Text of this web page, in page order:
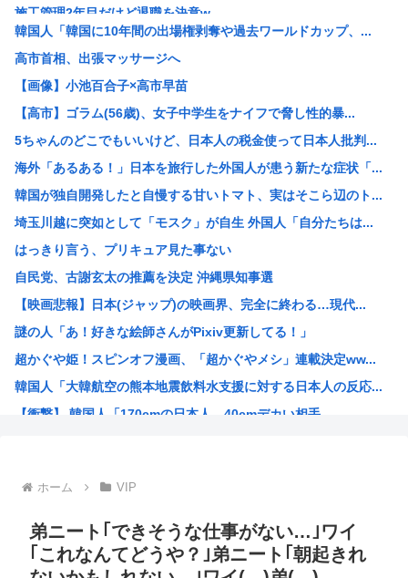
施工管理2年目だけど退職を決意w
女「43億円注文して………キャンセルっと！」←こいつの目...
米農家「60kg作って1万8000円…コストは2万以上…...
3大もらって困るもの「釣った魚」「プリザーブドフラワー」
【画像】 松屋、食器の仕分けまでセルフに
GACKTや小沢仁志の「セリフが聞き取れない」 日本語作...
【参政党】神谷代表、食料品の消費減税「天下の愚策だ」と批...
【速報】NHK職員が番組出演者から性被害
ホリエモン「面接でさ、納豆パックの薄いフィルムって何のた...
【衝撃】れいわ新選組、「いのちの党」に党名変更 天畠大輔...
【画像】能年玲奈さん、穴あきスカート姿が強すぎてネット騒...
坊さんを今すぐ皆殺しにするべき理由が詰まった画像がこちら
福島県に住む普通の人「助けて、家を赤くしただけで村の人間...
台風15号「チャンホン」東日本の盆休み潰す
【速報】北海道江別大学生殺人事件、主犯格の川口被告(19...
韓国人「韓国に10年間の出場権剥奪や過去ワールドカップ、...
高市首相、出張マッサージへ
【画像】小池百合子×高市早苗
【高市】ゴラム(56歳)、女子中学生をナイフで脅し性的暴...
5ちゃんのどこでもいいけど、日本人の税金使って日本人批判...
海外「あるある！」日本を旅行した外国人が患う新たな症状「...
韓国が独自開発したと自慢する甘いトマト、実はそこら辺のト...
埼玉川越に突如として「モスク」が自生 外国人「自分たちは...
はっきり言う、プリキュア見た事ない
自民党、古謝玄太の推薦を決定 沖縄県知事選
【映画悲報】日本(ジャップ)の映画界、完全に終わる…現代...
謎の人「あ！好きな絵師さんがPixiv更新してる！」
超かぐや姫！スピンオフ漫画、「超かぐやメシ」連載決定ww...
韓国人「大韓航空の熊本地震飲料水支援に対する日本人の反応...
【衝撃】 韓国人「170cmの日本人、40cmデカい相手...
米農家「60kg作って1万8000円…コストは2万以上…...
井口裕香さん、「ケツ鍛えるより演技力鍛えろよ」とアニメフ...
氷河期世代『ルッキズムが一番酷かったのは00年代、こうい...
ホーム VIP
弟ニート｢できそうな仕事がない…｣ワイ
｢これなんてどうや？｣弟ニート｢朝起きれ